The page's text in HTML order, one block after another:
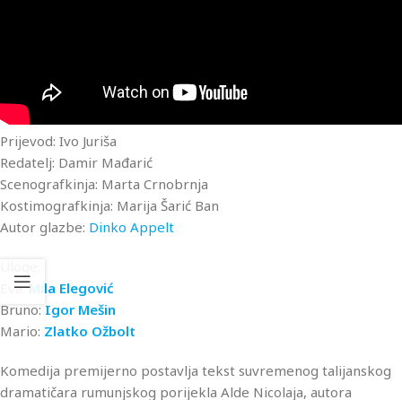
Prijevod: Ivo Juriša
Redatelj: Damir Mađarić
Scenografkinja: Marta Crnobrnja
Kostimografkinja: Marija Šarić Ban
Autor glazbe: Dinko Appelt
Eva:Mila Elegović
Bruno: Igor Mešin
Mario: Zlatko Ožbolt
Komedija premijerno postavlja tekst suvremenog talijanskog
dramatičara rumunjskog porijekla Alde Nicolaja, autora